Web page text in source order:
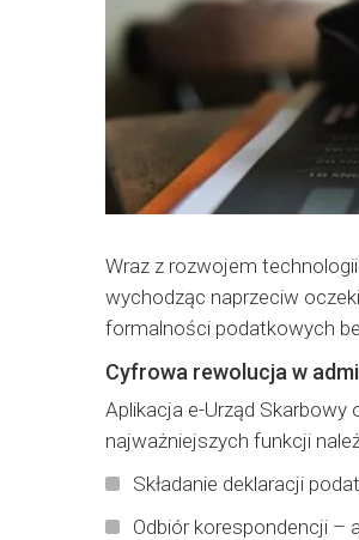
Wraz z rozwojem
wychodząc naprzeciw
formalności podatkowych
Cyfrowa rewolucja w
Aplikacja e-Urząd
najważniejszych funkcji
Składanie deklaracji
Odbiór korespondencji –